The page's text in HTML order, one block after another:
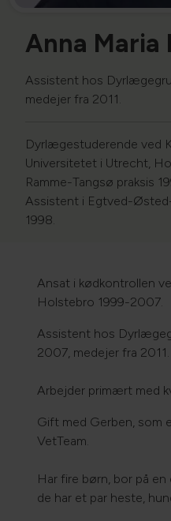
Anna Maria
Assistent hos
medejer fra 2011.​ ​
Dyrlægestuderende ved
Universitetet i Utrecht,
Ramme-Tangsø praksis
Assistent i Egtved-
1998.
​Ansat i kødkontrollen
Holstebro 1999-2007.​
Assistent hos
2007, medejer fra 2011.​ ​
Arbejder primært med
Gift med Gerben, som
VetTeam.
Har fire børn, bor på
de har et par heste,